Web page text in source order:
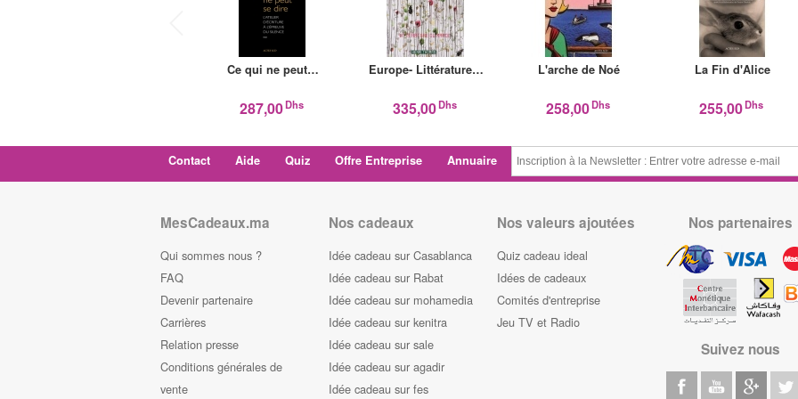
Ce qui ne peut…
287,00Dhs
Europe- Littérature…
335,00Dhs
L'arche de Noé
258,00Dhs
La Fin d'Alice
255,00Dhs
Contact Aide Quiz Offre Entreprise Annuaire
MesCadeaux.ma
Qui sommes nous ?
FAQ
Devenir partenaire
Carrières
Relation presse
Conditions générales de
vente
Nos cadeaux
Idée cadeau sur Casablanca
Idée cadeau sur Rabat
Idée cadeau sur mohamedia
Idée cadeau sur kenitra
Idée cadeau sur sale
Idée cadeau sur agadir
Idée cadeau sur fes
Nos valeurs ajoutées
Quiz cadeau ideal
Idées de cadeaux
Comités d'entreprise
Jeu TV et Radio
Nos partenaires
Suivez nous